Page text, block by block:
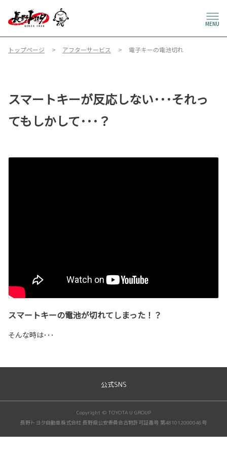
MENU
トップページ アフターサービス 電子キーの電池切れ
スマートキーが反応しない･･･それっ
てもしかして･･･？
スマートキーの電池が切れてしまった！？
そんな時は･･･
公式SNS
Copyright © TOYOTA U GROUP
長野トヨタ自動車株式会社 長野県公安委員会古物許可証番号 第481012000046号